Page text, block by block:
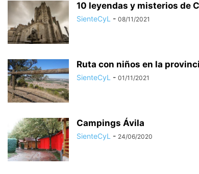
10 leyendas y misterios de
SienteCyL - 08/11/2021
Ruta con niños en la
SienteCyL - 01/11/2021
Campings Ávila
SienteCyL - 24/06/2020